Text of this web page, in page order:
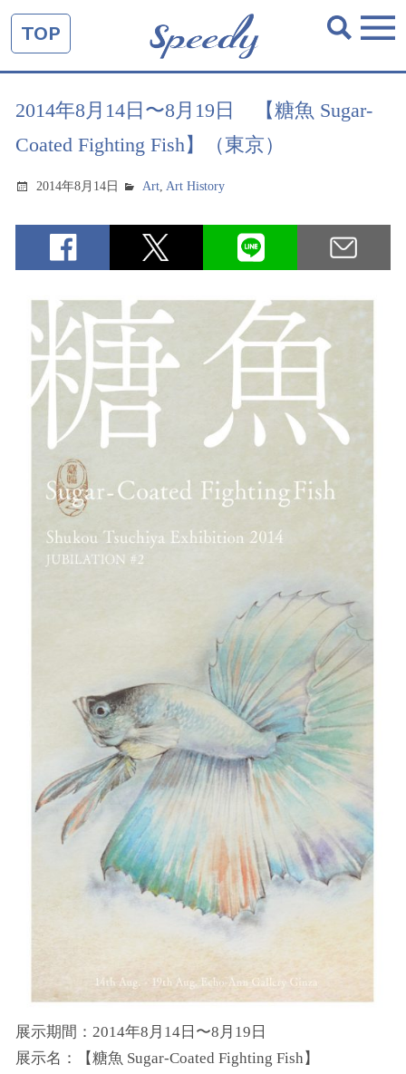
TOP
2014年8月14日〜8月19日 【糖魚 Sugar-
Coated Fighting Fish】（東京）
2014年8月14日 Art,Art History
展示期間：2014年8月14日〜8月19日
展示名：【糖魚 Sugar-Coated Fighting Fish】